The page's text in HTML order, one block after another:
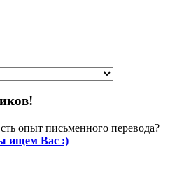
опыт письменного перевода?
ищем Вас :)